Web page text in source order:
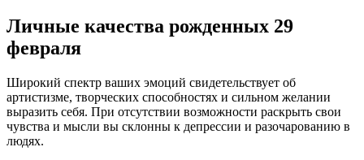
Личные качества рожденных 29
февраля
Широкий спектр ваших эмоций свидетельствует об
артистизме, творческих способностях и сильном желании
выразить себя. При отсутствии возможности раскрыть свои
чувства и мысли вы склонны к депрессии и разочарованию в
людях.